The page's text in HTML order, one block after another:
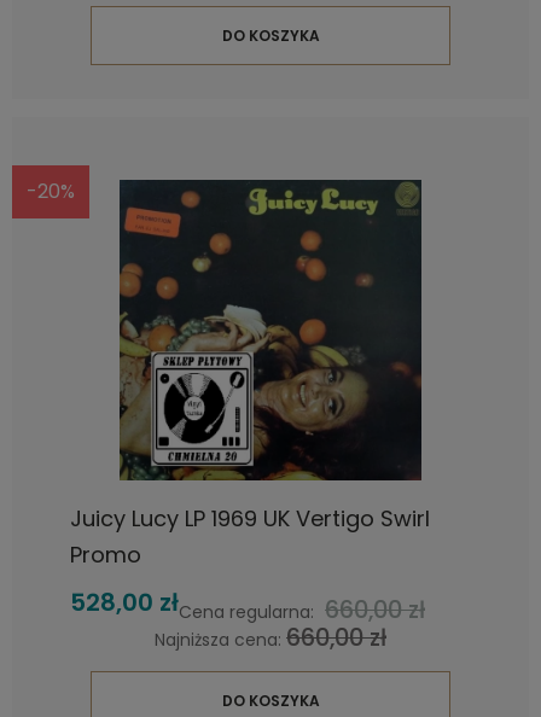
DO KOSZYKA
Juicy Lucy LP 1969 UK Vertigo Swirl
Promo
528,00 złCena regularna: 660,00 zł
Najniższa cena: 660,00 zł
DO KOSZYKA
-20%